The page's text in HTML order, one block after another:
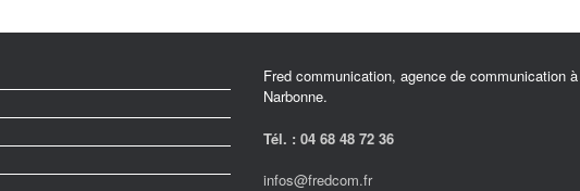
Fred communication, agence de communication à
Narbonne.
Tél. : 04 68 48 72 36
infos@fredcom.fr